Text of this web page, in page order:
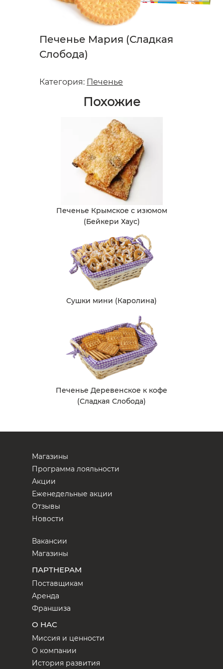
Печенье Мария (Сладкая
Слобода)
Категория: Печенье
Похожие
Печенье Крымское с изюмом
(Бейкери Хаус)
Сушки мини (Каролина)
Печенье Деревенское к кофе
(Сладкая Слобода)
Магазины
Программа лояльности
Акции
Еженедельные акции
Отзывы
Новости
Вакансии
Магазины
ПАРТНЕРАМ
Поставщикам
Аренда
Франшиза
О НАС
Миссия и ценности
О компании
История развития